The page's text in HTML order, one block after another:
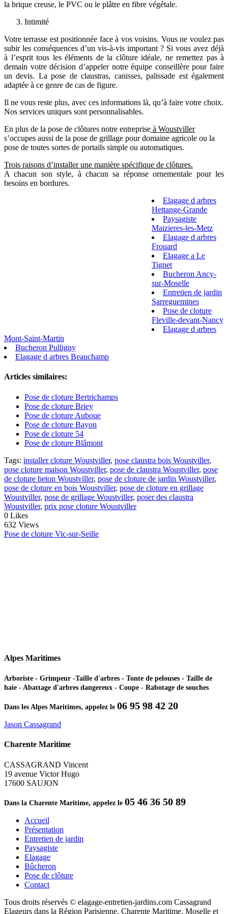
la brique creuse, le PVC ou le plâtre en fibre végétale.
Intimité
Votre terrasse est positionnée face à vos voisins. Vous ne voulez pas
subir les conséquences d’un vis-à-vis important ? Si vous avez déjà
à l’esprit tous les éléments de la clôture idéale, ne remettez pas à
demain votre décision d’appeler notre équipe conseillère pour faire
un devis. La pose de claustras, canisses, palissade est également
adaptée à ce genre de cas de figure.
Il ne vous reste plus, avec ces informations là, qu’à faire votre choix.
Nos services uniques sont personnalisables.
En plus de la pose de clôtures notre entreprise à Woustviller
s’occupes aussi de la pose de grillage pour domaine agricole ou la
pose de toutes sortes de portails simple ou automatiques.
Trois raisons d’installer une manière spécifique de clôtures.
A chacun son style, à chacun sa réponse ornementale pour les
besoins en bordures.
Elagage d arbres
Hettange-Grande
Paysagiste
Maizieres-les-Metz
Elagage d arbres
Frouard
Elagage a Le
Tignet
Bucheron Ancy-
sur-Moselle
Entretien de jardin
Sarreguemines
Pose de cloture
Fleville-devant-Nancy
Elagage d arbres
Mont-Saint-Martin
Bucheron Pulligny
Elagage d arbres Beauchamp
Articles similaires:
Pose de cloture Bertrichamps
Pose de cloture Briey
Pose de cloture Auboue
Pose de cloture Bayon
Pose de cloture 54
Pose de cloture Blâmont
Tags: installer cloture Woustviller, pose claustra bois Woustviller,
pose cloture maison Woustviller, pose de claustra Woustviller, pose
de cloture beton Woustviller, pose de cloture de jardin Woustviller,
pose de cloture en bois Woustviller, pose de cloture en grillage
Woustviller, pose de grillage Woustviller, poser des claustra
Woustviller, prix pose cloture Woustviller
0 Likes
632 Views
Pose de cloture Vic-sur-Seille
Alpes Maritimes
Arboriste - Grimpeur -Taille d'arbres - Tonte de pelouses - Taille de
haie - Abattage d'arbres dangereux - Coupe - Rabotage de souches
Dans les Alpes Maritimes, appelez le 06 95 98 42 20
Jason Cassagrand
Charente Maritime
CASSAGRAND Vincent
19 avenue Victor Hugo
17600 SAUJON
Dans la Charente Maritime, appelez le 05 46 36 50 89
Accueil
Présentation
Entretien de jardin
Paysagiste
Elagage
Bûcheron
Pose de clôture
Contact
Tous droits réservés © elagage-entretien-jardins.com Cassagrand
Elageurs dans la Région Parisienne, Charente Maritime, Moselle et